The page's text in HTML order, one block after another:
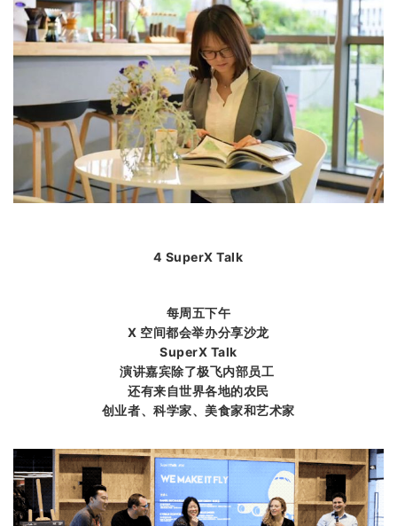
4 SuperX Talk
每周五下午
X 空间都会举办分享沙龙
SuperX Talk
演讲嘉宾除了极飞内部员工
还有来自世界各地的农民
创业者、科学家、美食家和艺术家